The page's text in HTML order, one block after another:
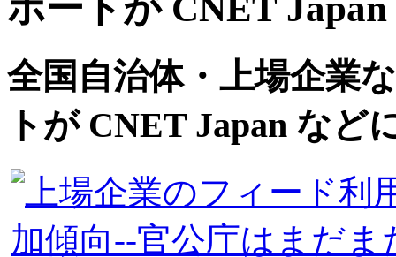
全国自治体・上場企業
トが CNET Japan など